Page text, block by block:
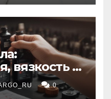
вязкость и
выбору
типов
0